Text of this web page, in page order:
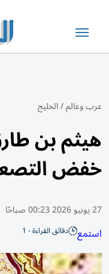
عرب وعالم/الخليج
هيثم بن
خفض
27 يونيو 2026 00:23 صباحًا
استمع دقائق القراءة - 1